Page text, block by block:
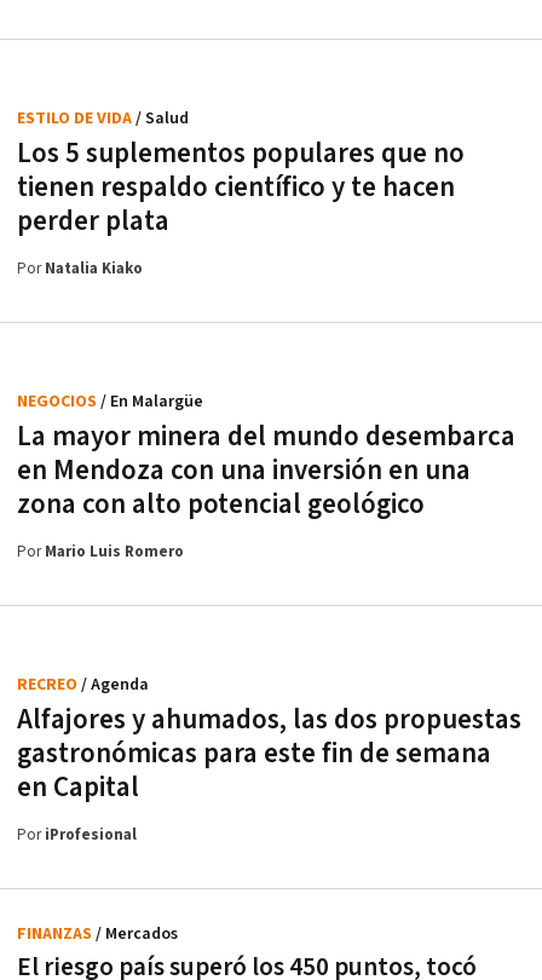
Los 5 suplementos populares que no
tienen respaldo científico y te hacen
perder plata
ESTILO DE VIDA/ Salud
PorNatalia Kiako
La mayor minera del mundo desembarca
en Mendoza con una inversión en una
zona con alto potencial geológico
NEGOCIOS / En Malargüe
PorMario Luis Romero
Alfajores y ahumados, las dos propuestas
gastronómicas para este fin de semana
en Capital
RECREO / Agenda
PoriProfesional
El riesgo país superó los 450 puntos, tocó
FINANZAS / Mercados